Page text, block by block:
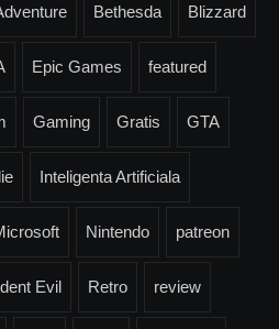
Bethesda Blizzard
Epic Games featured
Gaming Gratis GTA
Inteligenta Artificiala
Nintendo patreon
Evil Retro review